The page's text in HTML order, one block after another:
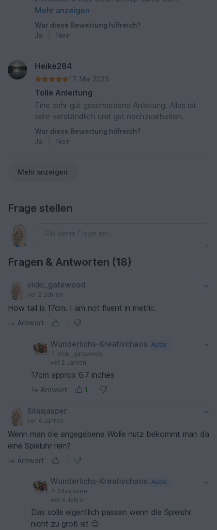
gorgeous. A lot of fun to make.
Mehr anzeigen
War diese Bewertung hilfreich?
Ja
Nein
Heike284
17. Mai 2025
Tolle Anleitung
Eine sehr gut geschriebene Anleitung. Alles ist
sehr verständlich und gut nachzuarbeiten.
War diese Bewertung hilfreich?
Ja
Nein
Mehr anzeigen
Frage stellen
Fragen & Antworten (18)
vicki_gatewood
vor 2 Jahren
How tall is 17cm. I am not fluent in metric.
Antwort
Wunderlichs-Kreativchaos Autor
vicki_gatewood
vor 2 Jahren
17cm approx 6.7 inches
Antwort 1
Silasjasper
vor 4 Jahren
Wenn man die angegebene Wolle nutz bekommt man da
eine Spieluhr rein?
Antwort
Wunderlichs-Kreativchaos Autor
Silasjasper
vor 4 Jahren
Das solle eigentlich passen wenn die Spieluhr
nicht zu groß ist 😊